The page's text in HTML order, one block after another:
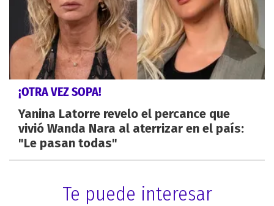
¡OTRA VEZ SOPA!
Yanina Latorre revelo el percance que
vivió Wanda Nara al aterrizar en el país:
"Le pasan todas"
Te puede interesar